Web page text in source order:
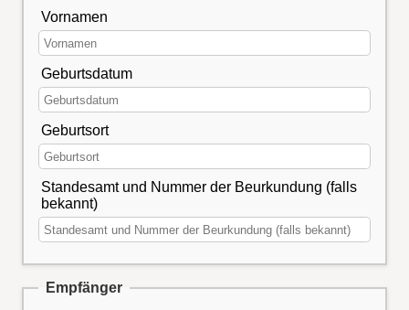
Vornamen
Geburtsdatum
Geburtsort
Standesamt und Nummer der Beurkundung (falls
bekannt)
Empfänger